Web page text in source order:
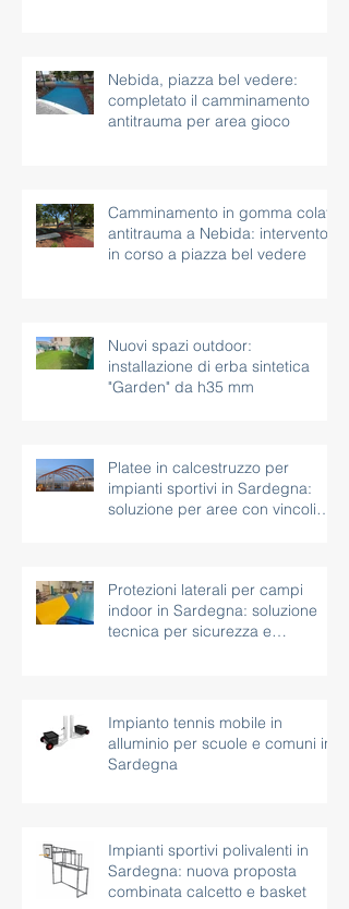
Nebida, piazza bel vedere:
completato il camminamento
antitrauma per area gioco
Camminamento in gomma colata
antitrauma a Nebida: intervento
in corso a piazza bel vedere
Nuovi spazi outdoor:
installazione di erba sintetica
"Garden" da h35 mm
Platee in calcestruzzo per
impianti sportivi in Sardegna:
soluzione per aree con vincoli
Protezioni laterali per campi
indoor in Sardegna: soluzione
tecnica per sicurezza e
Impianto tennis mobile in
alluminio per scuole e comuni in
Sardegna
Impianti sportivi polivalenti in
Sardegna: nuova proposta
combinata calcetto e basket